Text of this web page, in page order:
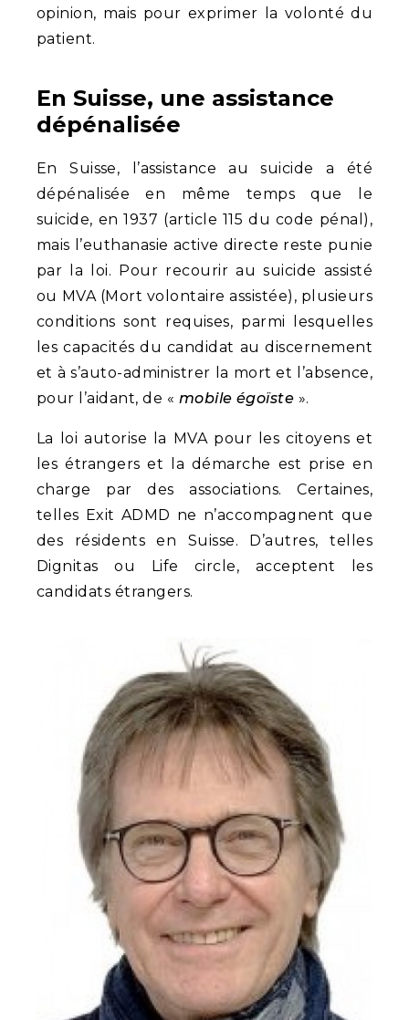
opinion, mais pour exprimer la volonté du
patient.
En Suisse, une assistance
dépénalisée
En Suisse, l’assistance au suicide a été
dépénalisée en même temps que le
suicide, en 1937 (article 115 du code pénal),
mais l’euthanasie active directe reste punie
par la loi. Pour recourir au suicide assisté
ou MVA (Mort volontaire assistée), plusieurs
conditions sont requises, parmi lesquelles
les capacités du candidat au discernement
et à s’auto-administrer la mort et l’absence,
pour l’aidant, de « mobile égoïste ».
La loi autorise la MVA pour les citoyens et
les étrangers et la démarche est prise en
charge par des associations. Certaines,
telles Exit ADMD ne n’accompagnent que
des résidents en Suisse. D’autres, telles
Dignitas ou Life circle, acceptent les
candidats étrangers.